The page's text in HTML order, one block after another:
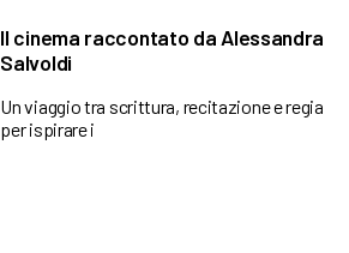
Il cinema raccontato da Alessandra
Salvoldi
Un viaggio tra scrittura, recitazione e regia
per ispirare i